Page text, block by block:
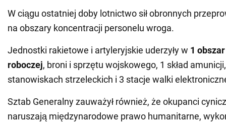
W ciągu ostatniej doby lotnictwo sił obronnych
na obszary koncentracji personelu wroga.
Jednostki rakietowe i artyleryjskie uderzyły w 1
roboczej, broni i sprzętu wojskowego, 1 skład
stanowiskach strzeleckich i 3 stacje walki
Sztab Generalny zauważył również, że okupanci
naruszają międzynarodowe prawo humanitarne,